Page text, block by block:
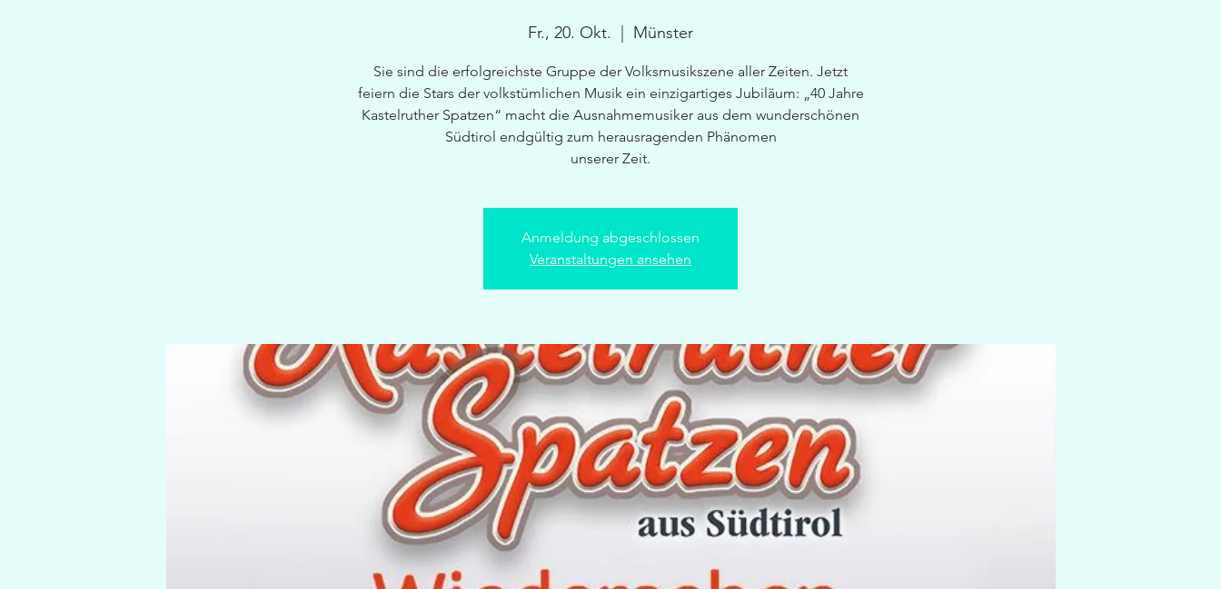
Fr., 20. Okt. Münster
Sie sind die erfolgreichste Gruppe der Volksmusikszene aller Zeiten. Jetzt
feiern die Stars der volkstümlichen Musik ein einzigartiges Jubiläum: „40 Jahre
Kastelruther Spatzen“ macht die Ausnahmemusiker aus dem wunderschönen
Südtirol endgültig zum herausragenden Phänomen
unserer Zeit.
Anmeldung abgeschlossen
Veranstaltungen ansehen